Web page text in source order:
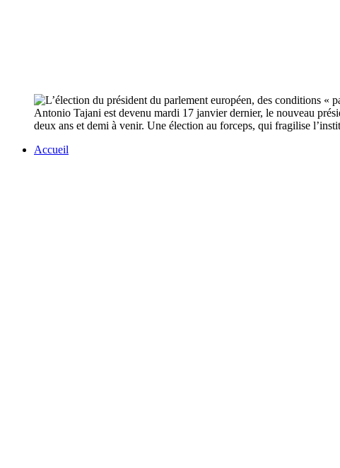
Antonio Tajani est devenu mardi 17 janvier dernier, le nouveau
deux ans et demi à venir. Une élection au forceps, qui fragilise
Accueil